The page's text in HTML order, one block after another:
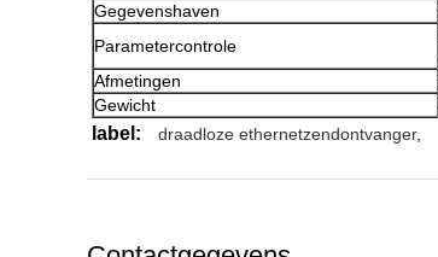
Gegevenshaven
Parametercontrole
Afmetingen
Gewicht
label: draadloze ethernetzendontvanger,